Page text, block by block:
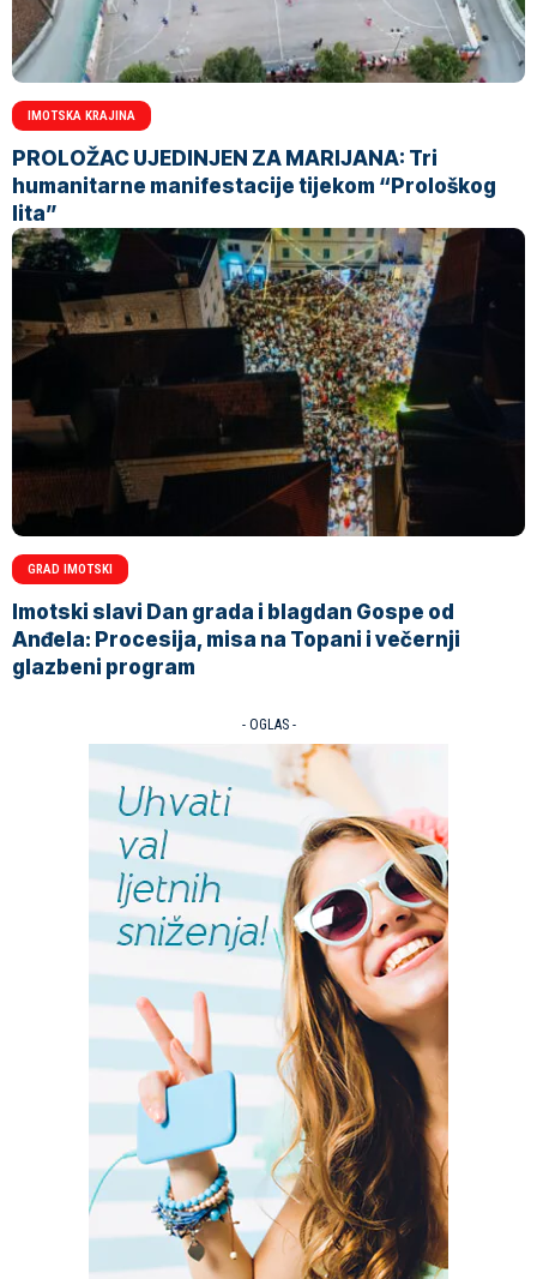
IMOTSKA KRAJINA
PROLOŽAC UJEDINJEN ZA MARIJANA: Tri
humanitarne manifestacije tijekom “Prološkog
lita”
GRAD IMOTSKI
Imotski slavi Dan grada i blagdan Gospe od
Anđela: Procesija, misa na Topani i večernji
glazbeni program
- OGLAS -